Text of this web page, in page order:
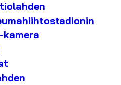
kamera